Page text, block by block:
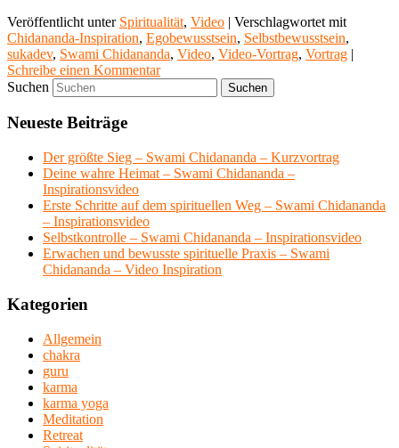
Veröffentlicht unter Spiritualität, Video | Verschlagwortet mit
Chidananda-Inspiration, Egobewusstsein, Selbstbewusstsein,
sukadev, Swami Chidananda, Video, Video-Vortrag, Vortrag |
Schreibe einen Kommentar
Suchen
Neueste Beiträge
Der größte Sieg – Swami Chidananda – Kurzvortrag
Deine wahre Heimat – Swami Chidananda –
Inspirationsvideo
Erste Schritte auf dem spirituellen Weg – Swami Chidananda
– Inspirationsvideo
Selbstkontrolle – Swami Chidananda – Inspirationsvideo
Erwachen und bewusste spirituelle Praxis – Swami
Chidananda – Video Inspiration
Kategorien
Allgemein
chakra
guru
karma
karma yoga
Meditation
Retreat